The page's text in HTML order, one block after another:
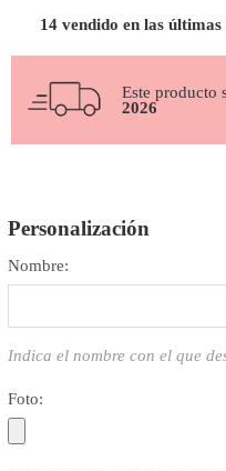
14 vendido en las
Este producto
2026
Personalización
Nombre:
Indica el nombre con el que
Foto: